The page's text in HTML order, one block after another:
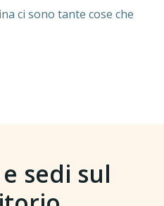
ci sono tante cose che
sedi sul